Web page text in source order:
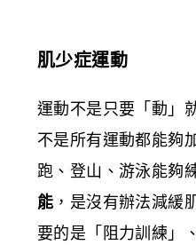
肌少症運動
運動不是只要「動」
不是所有運動都能夠
跑、登山、游泳能夠
能 ，是沒有辦法減緩
要的是「阻力訓練」